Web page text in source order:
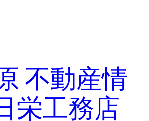
不動産情
栄工務店